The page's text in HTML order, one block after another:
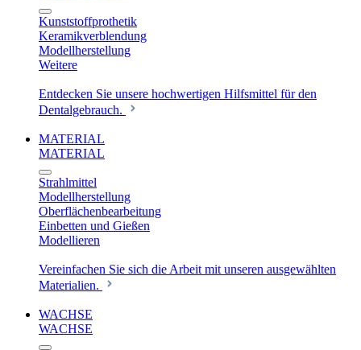
Kunststoffprothetik
Keramikverblendung
Modellherstellung
Weitere
Entdecken Sie unsere hochwertigen Hilfsmittel für den
Dentalgebrauch.
MATERIAL
MATERIAL
Strahlmittel
Modellherstellung
Oberflächenbearbeitung
Einbetten und Gießen
Modellieren
Vereinfachen Sie sich die Arbeit mit unseren ausgewählten
Materialien.
WACHSE
WACHSE